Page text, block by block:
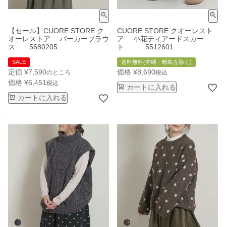
【セール】CUORE STORE ク
オーレストア パーカーブラウ
ス 5680205
SALE
定価 ¥7,590のところ
価格 ¥6,451 税込
カートに入れる
CUORE STORE クオーレスト
ア 小花ティアードスカー
ト 5512601
送料無料(沖縄・離島を除く)
価格 ¥8,690税込
カートに入れる